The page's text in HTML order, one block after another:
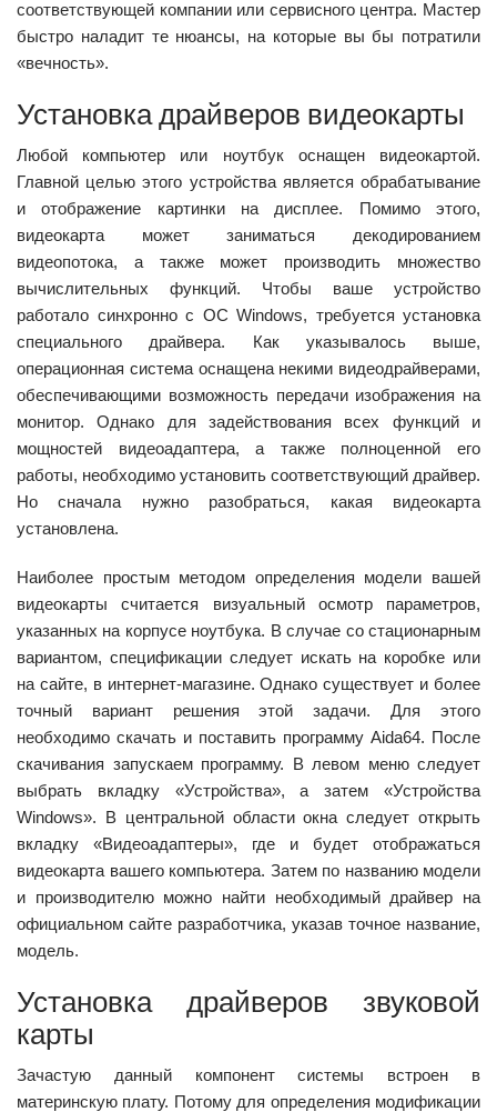
соответствующей компании или сервисного центра. Мастер
быстро наладит те нюансы, на которые вы бы потратили
«вечность».
Установка драйверов видеокарты
Любой компьютер или ноутбук оснащен видеокартой.
Главной целью этого устройства является обрабатывание
и отображение картинки на дисплее. Помимо этого,
видеокарта может заниматься декодированием
видеопотока, а также может производить множество
вычислительных функций. Чтобы ваше устройство
работало синхронно с ОС Windows, требуется установка
специального драйвера. Как указывалось выше,
операционная система оснащена некими видеодрайверами,
обеспечивающими возможность передачи изображения на
монитор. Однако для задействования всех функций и
мощностей видеоадаптера, а также полноценной его
работы, необходимо установить соответствующий драйвер.
Но сначала нужно разобраться, какая видеокарта
установлена.
Наиболее простым методом определения модели вашей
видеокарты считается визуальный осмотр параметров,
указанных на корпусе ноутбука. В случае со стационарным
вариантом, спецификации следует искать на коробке или
на сайте, в интернет-магазине. Однако существует и более
точный вариант решения этой задачи. Для этого
необходимо скачать и поставить программу Aida64. После
скачивания запускаем программу. В левом меню следует
выбрать вкладку «Устройства», а затем «Устройства
Windows». В центральной области окна следует открыть
вкладку «Видеоадаптеры», где и будет отображаться
видеокарта вашего компьютера. Затем по названию модели
и производителю можно найти необходимый драйвер на
официальном сайте разработчика, указав точное название,
модель.
Установка драйверов звуковой
карты
Зачастую данный компонент системы встроен в
материнскую плату. Потому для определения модификации